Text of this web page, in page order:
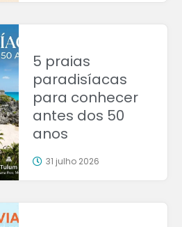
5 praias
paradisíacas
para conhecer
antes dos 50
anos
31 julho 2026